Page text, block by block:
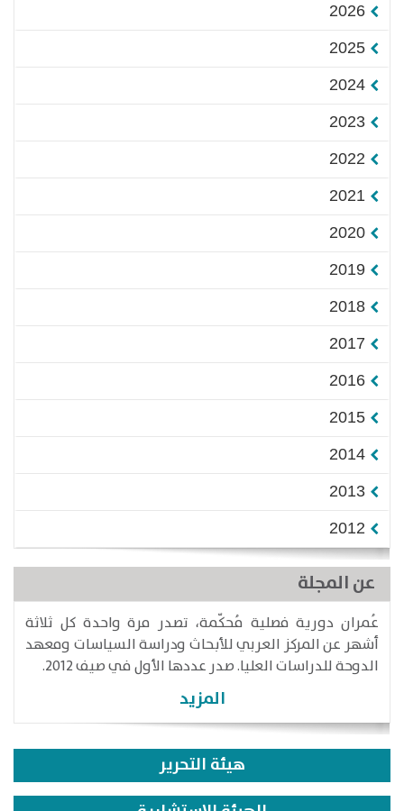
2026
2025
2024
2023
2022
2021
2020
2019
2018
2017
2016
2015
2014
2013
2012
عن المجلة
عُمران دورية فصلية مُحكّمة، تصدر مرة واحدة كل ثلاثة
أشهر عن المركز العربي للأبحاث ودراسة السياسات ومعهد
الدوحة للدراسات العليا. صدر عددها الأول في صيف 2012.
المزيد
هيئة التحرير